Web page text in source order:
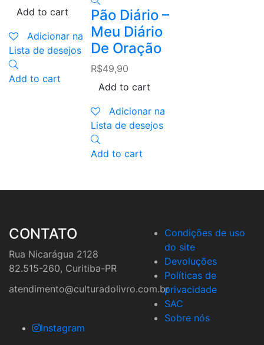
Add to cart
Adicionar na
Lista de desejos
Add to cart
Pão Diário –
Meu Diário
De Oração
R$49,90
Add to cart
Adicionar na
Lista de desejos
Add to cart
CONTATO
Rua Nicarágua 2128
82.515-260, Curitiba-PR
atendimento@culturadolivro.com.br
Instagram
Condições de uso
do site
Devoluções
Políticas de
privacidade
SAC
Sobre nós